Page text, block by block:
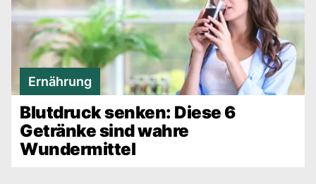
Ernährung
Blutdruck senken: Diese 6
Getränke sind wahre
Wundermittel